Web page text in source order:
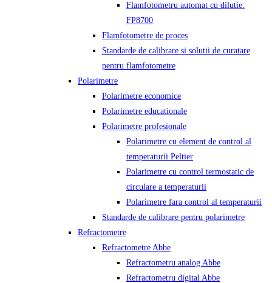
Flamfotometru automat cu dilutie:
FP8700
Flamfotometre de proces
Standarde de calibrare si solutii de curatare
pentru flamfotometre
Polarimetre
Polarimetre economice
Polarimetre educationale
Polarimetre profesionale
Polarimetre cu element de control al
temperaturii Peltier
Polarimetre cu control termostatic de
circulare a temperaturii
Polarimetre fara control al temperaturii
Standarde de calibrare pentru polarimetre
Refractometre
Refractometre Abbe
Refractometru analog Abbe
Refractometru digital Abbe